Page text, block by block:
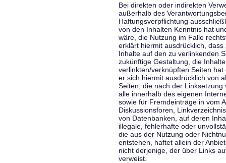
Bei direkten oder indirekten
außerhalb des
Haftungsverpflichtung
von den Inhalten Kenntnis hat
wäre, die Nutzung im Falle
erklärt hiermit ausdrücklich,
Inhalte auf den zu verlinkenden
zukünftige Gestaltung, die
verlinkten/verknüpften Seiten
er sich hiermit ausdrücklich von
Seiten, die nach der
alle innerhalb des eigenen
sowie für Fremdeinträge in vom
Diskussionsforen,
von Datenbanken, auf deren
illegale, fehlerhafte oder
die aus der Nutzung oder
entstehen, haftet allein der
nicht derjenige, der über Links
verweist.